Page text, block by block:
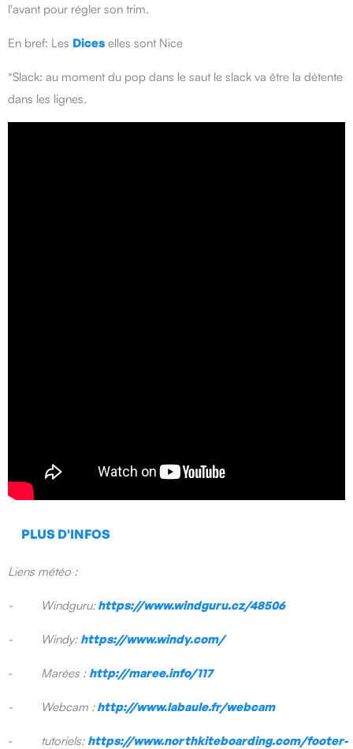
l'avant pour régler son trim.
En bref: Les Dices elles sont Nice
*Slack: au moment du pop dans le saut le slack va être la détente
dans les lignes.
PLUS D'INFOS
Liens météo :
- Windguru:https://www.windguru.cz/48506
- Windy: https://www.windy.com/
- Marées : http://maree.info/117
- Webcam :http://www.labaule.fr/webcam
- tutoriels: https://www.northkiteboarding.com/footer-